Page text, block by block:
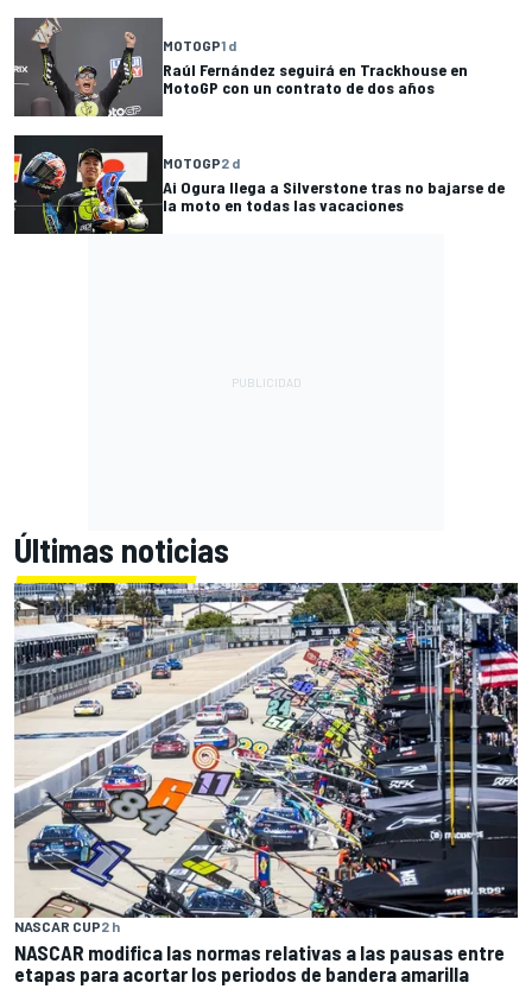
MOTOGP1 d
Raúl Fernández seguirá en Trackhouse en
MotoGP con un contrato de dos años
MOTOGP2 d
Ai Ogura llega a Silverstone tras no bajarse de
la moto en todas las vacaciones
Últimas noticias
NASCAR CUP2 h
NASCAR modifica las normas relativas a las pausas entre
etapas para acortar los periodos de bandera amarilla